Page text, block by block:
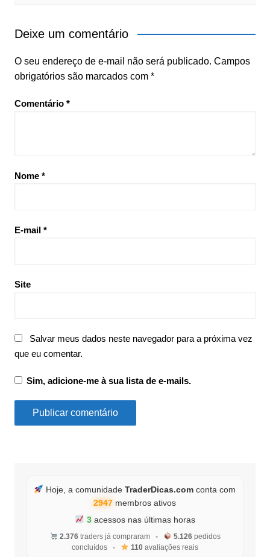
Deixe um comentário
O seu endereço de e-mail não será publicado. Campos
obrigatórios são marcados com *
Comentário *
Nome *
E-mail *
Site
Salvar meus dados neste navegador para a próxima vez
que eu comentar.
Sim, adicione-me à sua lista de e-mails.
Hoje, a comunidadeTraderDicas.com conta com
2947 membros ativos
3acessos nas últimas horas
2.376traders já compraram • 5.126pedidos
concluídos
• 110avaliações reais